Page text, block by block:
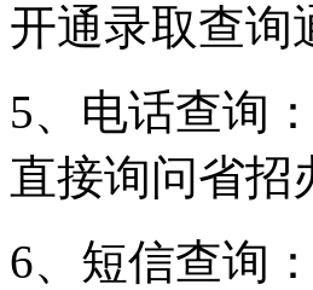
开通录取查询
5、电话查询
直接询问省招
6、短信查询